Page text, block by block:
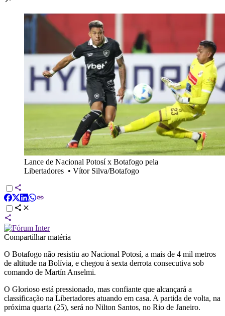
Lance de Nacional Potosí x Botafogo pela
Libertadores • Vítor Silva/Botafogo
Compartilhar matéria
O Botafogo não resistiu ao Nacional Potosí, a mais de 4 mil metros
de altitude na Bolívia, e chegou à sexta derrota consecutiva sob
comando de Martín Anselmi.
O Glorioso está pressionado, mas confiante que alcançará a
classificação na Libertadores atuando em casa. A partida de volta, na
próxima quarta (25), será no Nilton Santos, no Rio de Janeiro.